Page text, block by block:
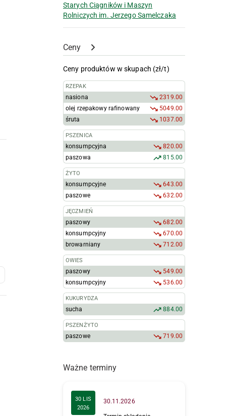
Starych Ciągników i Maszyn
Rolniczych im. Jerzego Samelczaka
Ceny
Ceny produktów w skupach (zł/t)
RZEPAK
nasiona
2319.00
olej rzepakowy rafinowany
5049.00
śruta
1037.00
PSZENICA
konsumpcyjna
820.00
paszowa
815.00
ŻYTO
konsumpcyjne
643.00
paszowe
632.00
JĘCZMIEŃ
paszowy
682.00
konsumpcyjny
670.00
browarniany
712.00
OWIES
paszowy
549.00
konsumpcyjny
536.00
KUKURYDZA
sucha 884.00
PSZENŻYTO
paszowe 719.00
Ważne terminy
30 LIS
2026
30.11.2026